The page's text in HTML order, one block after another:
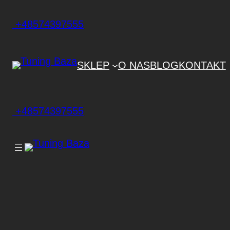
+48574397555
SKLEP O NASBLOGKONTAKT
+48574397555